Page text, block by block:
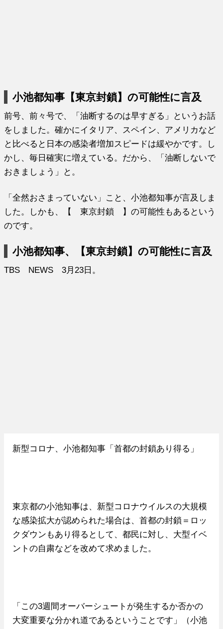
小池都知事【東京封鎖】の可能性に言及
前号、前々号で、「油断するのは早すぎる」というお話
をしました。確かにイタリア、スペイン、アメリカなど
と比べると日本の感染者増加スピードは緩やかです。し
かし、毎日確実に増えている。だから、「油断しないで
おきましょう」と。
「全然おさまっていない」こと、小池都知事が言及しま
した。しかも、【 東京封鎖 】の可能性もあるという
のです。
小池都知事、【東京封鎖】の可能性に言及
TBS NEWS 3月23日。
新型コロナ、小池都知事「首都の封鎖あり得る」
東京都の小池知事は、新型コロナウイルスの大規模
な感染拡大が認められた場合は、首都の封鎖＝ロッ
クダウンもあり得るとして、都民に対し、大型イベ
ントの自粛などを改めて求めました。
「この3週間オーバーシュートが発生するか否かの
大変重要な分かれ道であるということです」（小池